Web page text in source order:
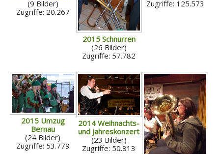
(9 Bilder)
Zugriffe: 20.267
2015 Schnurren
(26 Bilder)
Zugriffe: 57.782
Zugriffe: 125.573
2015 Umzug
Bernau
(24 Bilder)
Zugriffe: 53.779
2014 Weihnachts-
und Jahreskonzert
(23 Bilder)
Zugriffe: 50.813